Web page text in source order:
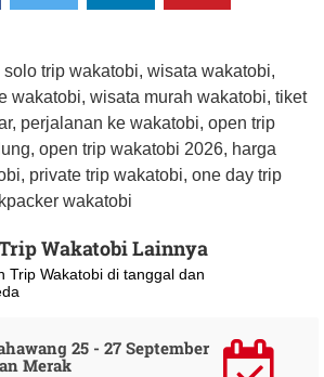
trip wakatobi, wisata wakatobi,
wakatobi, wisata murah wakatobi, tiket
perjalanan ke wakatobi, open trip
open trip wakatobi 2026, harga
private trip wakatobi, one day trip
wakatobi
Wakatobi Lainnya
Trip Wakatobi di tanggal dan
25 - 27 September
Merak